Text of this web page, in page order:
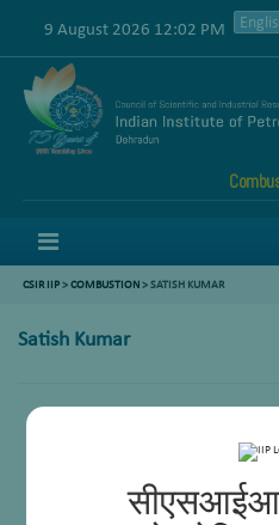
9 August 2026 12:02 PM
CSIR IIP>COMBUSTION>SATISH KUMAR
Satish Kumar